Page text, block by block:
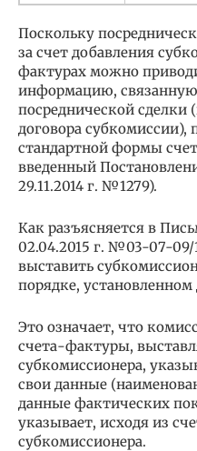
Поскольку
за счет добавления
фактурах можно
информацию,
посреднической сделки
договора субкомиссии),
стандартной формы
введенный
29.11.2014 г. №1279).
Как разъясняется в
02.04.2015 г. №03-07-09/
выставить
порядке,
Это означает, что
счета-фактуры,
субкомиссионера,
свои данные
данные фактических
указывает, исходя из
субкомиссионера.